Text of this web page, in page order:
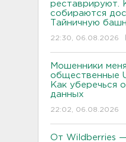
реставрируют.
собираются
Тайничную
22:30, 06.08.2026
Мошенники
общественные
Как уберечься
данных
22:02, 06.08.2026
От Wildberries —